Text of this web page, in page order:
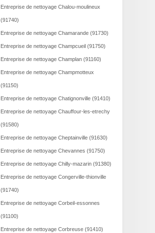
Entreprise de nettoyage Chalou-moulineux
(91740)
Entreprise de nettoyage Chamarande (91730)
Entreprise de nettoyage Champcueil (91750)
Entreprise de nettoyage Champlan (91160)
Entreprise de nettoyage Champmotteux
(91150)
Entreprise de nettoyage Chatignonville (91410)
Entreprise de nettoyage Chauffour-les-etrechy
(91580)
Entreprise de nettoyage Cheptainville (91630)
Entreprise de nettoyage Chevannes (91750)
Entreprise de nettoyage Chilly-mazarin (91380)
Entreprise de nettoyage Congerville-thionville
(91740)
Entreprise de nettoyage Corbeil-essonnes
(91100)
Entreprise de nettoyage Corbreuse (91410)